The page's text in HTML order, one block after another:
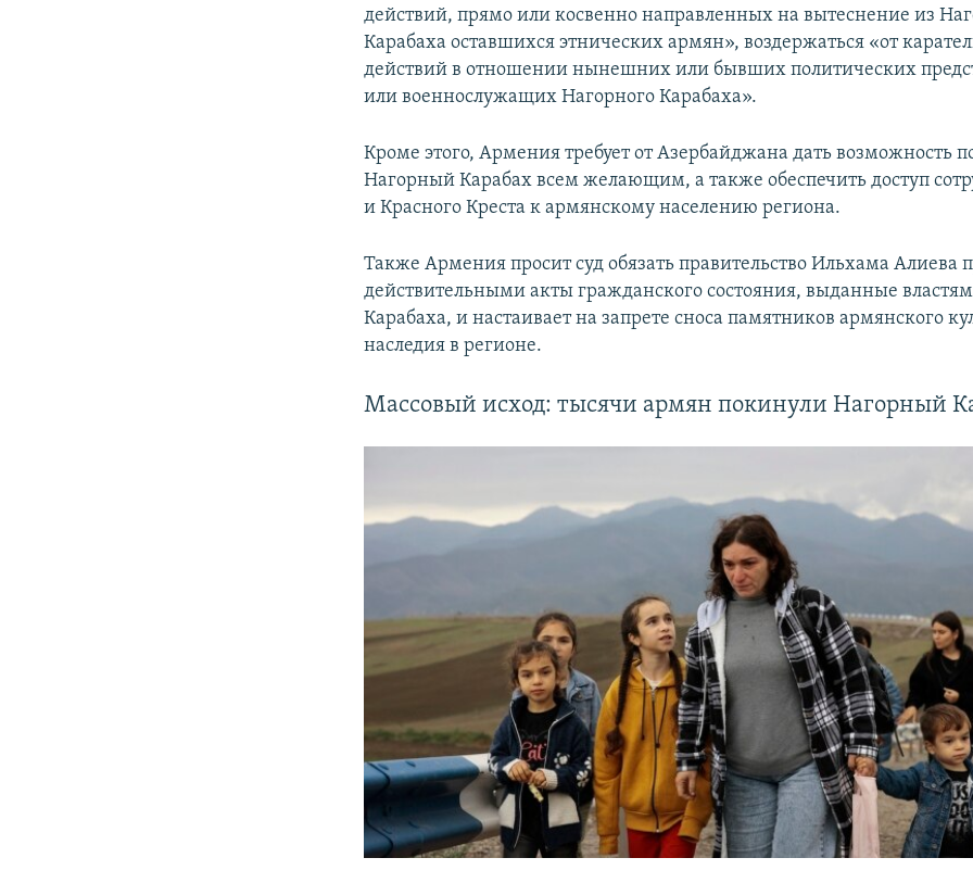
действий, прямо или косвенно направленных на вытеснение из
Карабаха оставшихся этнических армян», воздержаться «от
действий в отношении нынешних или бывших политических
или военнослужащих Нагорного Карабаха».
Кроме этого, Армения требует от Азербайджана дать возможность
Нагорный Карабах всем желающим, а также обеспечить доступ
и Красного Креста к армянскому населению региона.
Также Армения просит суд обязать правительство Ильхама Алиева
действительными акты гражданского состояния, выданные
Карабаха, и настаивает на запрете сноса памятников армянского
наследия в регионе.
Массовый исход: тысячи армян покинули Нагорный